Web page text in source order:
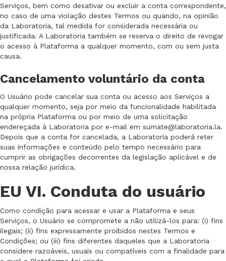
Serviços, bem como desativar ou excluir a conta correspondente,
no caso de uma violação destes Termos ou quando, na opinião
da Laboratoria, tal medida for considerada necessária ou
justificada. A Laboratoria também se reserva o direito de revogar
o acesso à Plataforma a qualquer momento, com ou sem justa
causa.
Cancelamento voluntário da conta
O Usuário pode cancelar sua conta ou acesso aos Serviços a
qualquer momento, seja por meio da funcionalidade habilitada
na própria Plataforma ou por meio de uma solicitação
endereçada à Laboratoria por e-mail em sumate@laboratoria.la.
Depois que a conta for cancelada, a Laboratoria poderá reter
suas informações e conteúdo pelo tempo necessário para
cumprir as obrigações decorrentes da legislação aplicável e de
nossa relação jurídica.
EU VI. Conduta do usuário
Como condição para acessar e usar a Plataforma e seus
Serviços, o Usuário se compromete a não utilizá-los para: (i) fins
ilegais; (ii) fins expressamente proibidos nestes Termos e
Condições; ou (iii) fins diferentes daqueles que a Laboratoria
considere razoáveis, usuais ou compatíveis com a finalidade para